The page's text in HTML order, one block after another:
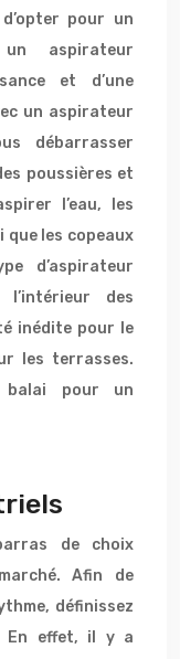
pour un
aspirateur
et d’une
un aspirateur
débarrasser
poussières et
l’eau, les
que les copeaux
d’aspirateur
des
inédite pour le
les terrasses.
balai pour un
de choix
Afin de
définissez
En effet, il y a